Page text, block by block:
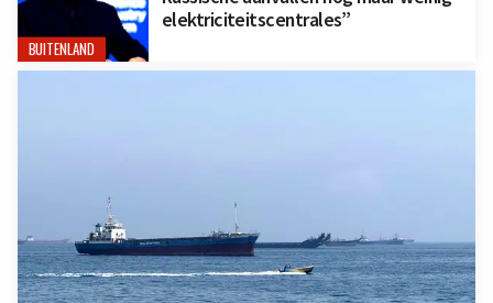
BUITENLAND
elektriciteitscentrales”